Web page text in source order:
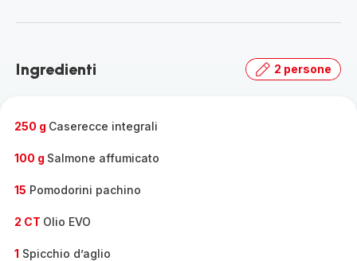
Ingredienti 2 persone
250 g Caserecce integrali
100 g Salmone affumicato
15 Pomodorini pachino
2 CT Olio EVO
1 Spicchio d’aglio